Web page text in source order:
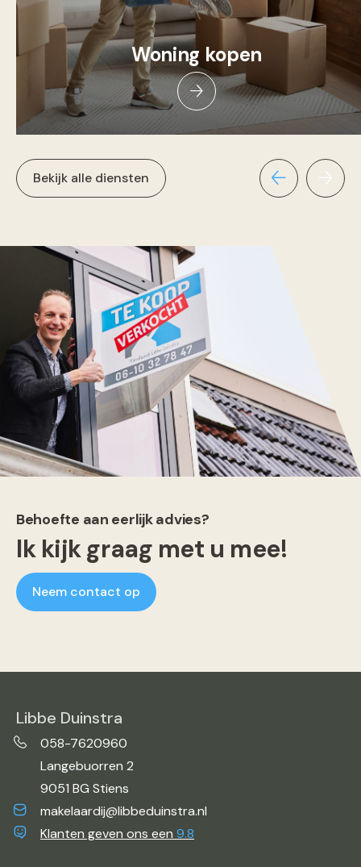
Woning kopen
Bekijk alle diensten
Behoefte aan eerlijk advies?
Ik kijk graag met u mee!
Neem contact op
Libbe Duinstra
058-7620960
Langebuorren 2
9051 BG Stiens
makelaardij@libbeduinstra.nl
Klanten geven ons een 9.8